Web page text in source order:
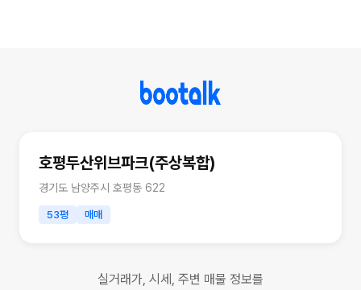
호평두산위브파크(주상복합)
경기도 남양주시 호평동 622
53평 매매
실거래가, 시세, 주변 매물 정보를